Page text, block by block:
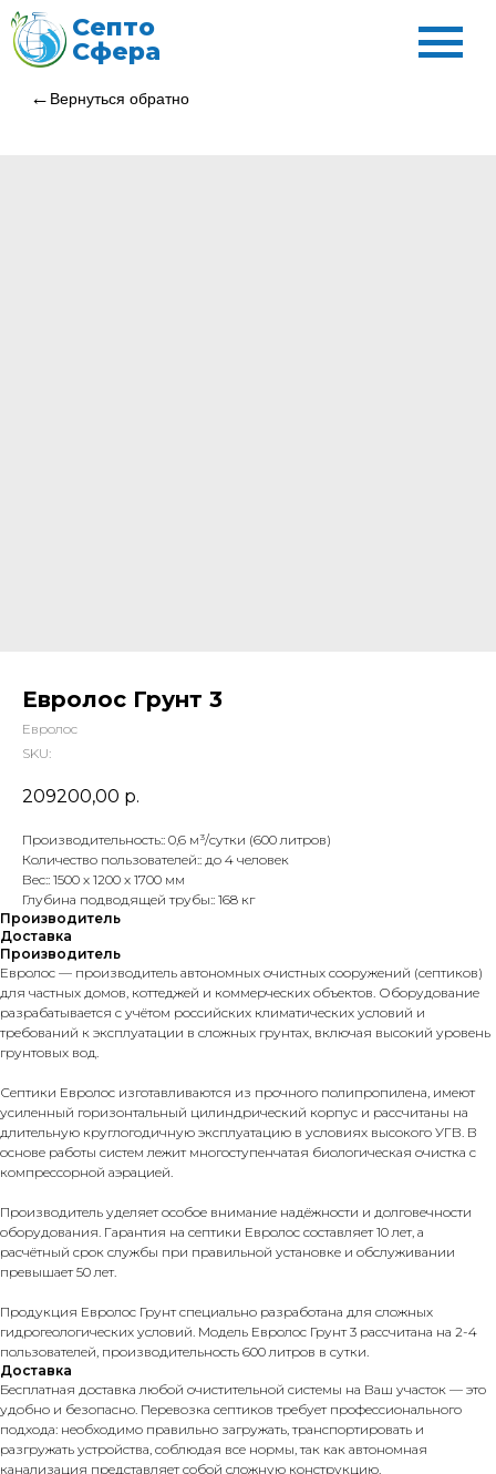
Септо
Сфера
Вернуться обратно
Евролос Грунт 3
Евролос
SKU:
209200,00 р.
Производительность:: 0,6 м³/сутки (600 литров)
Количество пользователей:: до 4 человек
Вес:: 1500 х 1200 х 1700 мм
Глубина подводящей трубы:: 168 кг
Производитель
Доставка
Производитель
Евролос — производитель автономных очистных сооружений (септиков)
для частных домов, коттеджей и коммерческих объектов. Оборудование
разрабатывается с учётом российских климатических условий и
требований к эксплуатации в сложных грунтах, включая высокий уровень
грунтовых вод.
Септики Евролос изготавливаются из прочного полипропилена, имеют
усиленный горизонтальный цилиндрический корпус и рассчитаны на
длительную круглогодичную эксплуатацию в условиях высокого УГВ. В
основе работы систем лежит многоступенчатая биологическая очистка с
компрессорной аэрацией.
Производитель уделяет особое внимание надёжности и долговечности
оборудования. Гарантия на септики Евролос составляет 10 лет, а
расчётный срок службы при правильной установке и обслуживании
превышает 50 лет.
Продукция Евролос Грунт специально разработана для сложных
гидрогеологических условий. Модель Евролос Грунт 3 рассчитана на 2-4
пользователей, производительность 600 литров в сутки.
Доставка
Бесплатная доставка любой очистительной системы на Ваш участок — это
удобно и безопасно. Перевозка септиков требует профессионального
подхода: необходимо правильно загружать, транспортировать и
разгружать устройства, соблюдая все нормы, так как автономная
канализация представляет собой сложную конструкцию.